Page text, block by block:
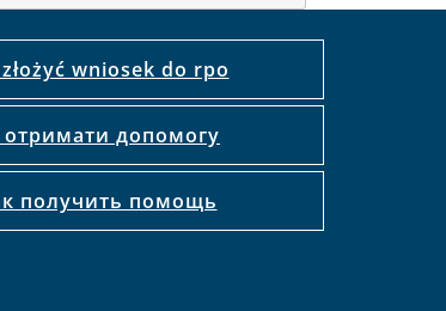
złożyć wniosek do rpo
отримати допомогу
получить помощь